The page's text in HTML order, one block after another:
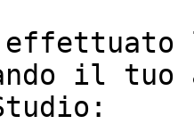
il tuo